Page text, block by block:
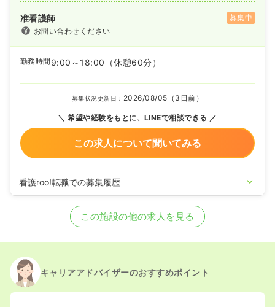
准看護師
募集中
お問い合わせください
勤務時間 9:00～18:00 （休憩60分）
募集状況更新日： 2026/08/05（3日前）
希望や経験をもとに、LINEで相談できる
この求人について聞いてみる
看護roo!転職での募集履歴
正看護師を募集中
この施設の他の求人を見る
キャリアアドバイザーのおすすめポイント